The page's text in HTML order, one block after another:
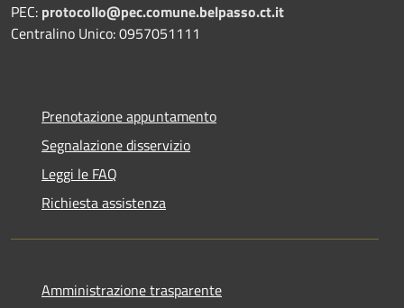
PEC: protocollo@pec.comune.belpasso.ct.it
Centralino Unico: 0957051111
Prenotazione appuntamento
Segnalazione disservizio
Leggi le FAQ
Richiesta assistenza
Amministrazione trasparente